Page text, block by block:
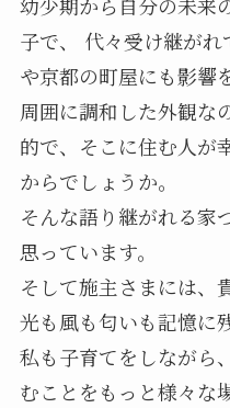
幼少期から自分の未来
子で、 代々受け継が
や京都の町屋にも影響
周囲に調和した外観な
的で、そこに住む人が
からでしょうか。
そんな語り継がれる家
思っています。
そして施主さまには、
光も風も匂いも記憶に
私も子育てをしながら
むことをもっと様々な